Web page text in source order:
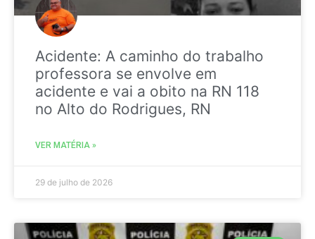
Acidente: A caminho do trabalho
professora se envolve em
acidente e vai a obito na RN 118
no Alto do Rodrigues, RN
VER MATÉRIA »
29 de julho de 2026